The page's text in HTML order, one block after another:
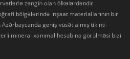
zəngin olan ölkələrdəndir.
bölgələrində inşaat materiallarının bir
Azərbaycanda geniş vüsət almış tikinti-
mineral xammal hesabına görülməsi bizi